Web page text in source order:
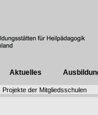
Aktuelles
Projekte der Mitgliedsschulen